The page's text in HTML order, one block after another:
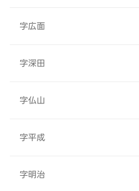
字広面
字深田
字仏山
字平成
字明治